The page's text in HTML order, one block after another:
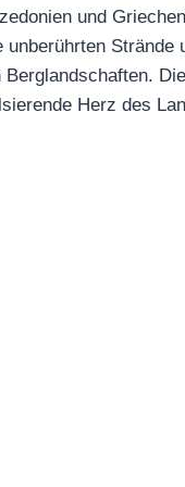
und
unberührten Strände
Berglandschaften.
Herz des